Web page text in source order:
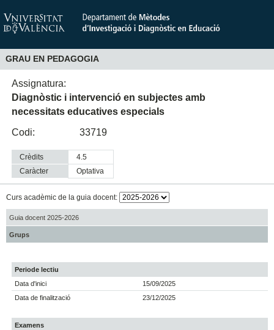
GRAU EN PEDAGOGIA
Assignatura:
Diagnòstic i intervenció en subjectes amb
necessitats educatives especials
Codi:
33719
Crèdits
4.5
Caràcter
optativa
Curs acadèmic de la guia docent:
Guia docent 2025-2026
Grups
Periode lectiu
Data d'inici
15/09/2025
Data de finalització
23/12/2025
Examens